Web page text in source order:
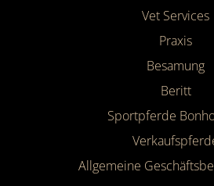
Vet Services
Praxis
Besamung
Beritt
Sportpferde
Allgemeine